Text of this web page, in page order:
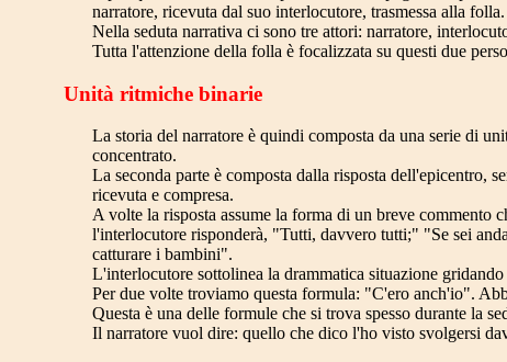
narratore, ricevuta dal suo interlocutore, trasmessa alla folla.
Nella seduta narrativa ci sono tre attori: narratore,
Tutta l'attenzione della folla è focalizzata su questi due
Unità ritmiche binarie
La storia del narratore è quindi composta da una serie di
concentrato.
La seconda parte è composta dalla risposta dell'epicentro,
ricevuta e compresa.
A volte la risposta assume la forma di un breve
l'interlocutore risponderà, "Tutti, davvero tutti;" "Se sei
catturare i bambini".
L'interlocutore sottolinea la drammatica situazione
Per due volte troviamo questa formula: "C'ero anch'io".
Questa è una delle formule che si trova spesso durante la
Il narratore vuol dire: quello che dico l'ho visto svolgersi